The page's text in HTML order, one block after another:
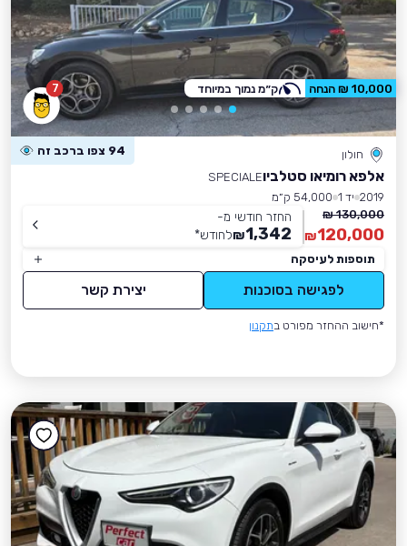
7
חולון 94 צפו ברכב זה
אלפא רומיאו סטלביוSPECIALE
2019 יד 1
54,000 ק״מ
130,000 ₪
120,000
₪
החזר חודשי מ-
1,342
₪לחודש*
תוספות לעיסקה
לפגישה בסוכנות יצירת קשר
*חישוב ההחזר מפורט בתקנון
10,000 ₪ הנחה ק״מ נמוך במיוחד